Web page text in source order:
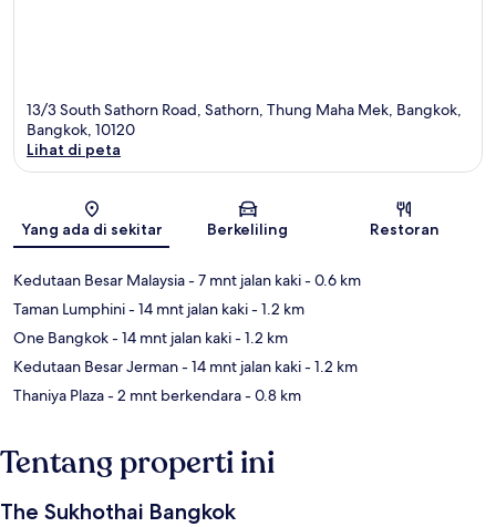
13/3 South Sathorn Road, Sathorn, Thung Maha Mek, Bangkok,
Bangkok, 10120
Lihat di peta
Yang ada di sekitar Berkeliling Restoran
Kedutaan Besar Malaysia- 7 mnt jalan kaki- 0.6 km
Taman Lumphini- 14 mnt jalan kaki- 1.2 km
One Bangkok- 14 mnt jalan kaki- 1.2 km
Kedutaan Besar Jerman- 14 mnt jalan kaki- 1.2 km
Thaniya Plaza- 2 mnt berkendara- 0.8 km
Tentang properti ini
The Sukhothai Bangkok